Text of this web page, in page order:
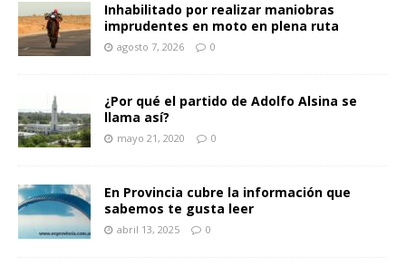
Inhabilitado por realizar maniobras
imprudentes en moto en plena ruta
agosto 7, 2026 0
¿Por qué el partido de Adolfo Alsina se
llama así?
mayo 21, 2020 0
En Provincia cubre la información que
sabemos te gusta leer
abril 13, 2025 0